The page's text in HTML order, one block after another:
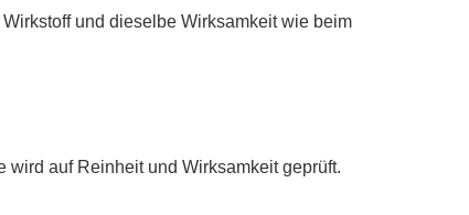
und dieselbe Wirksamkeit wie beim
auf Reinheit und Wirksamkeit geprüft.